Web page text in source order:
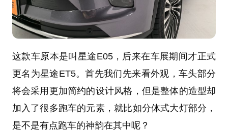
这款车原本是叫星途E05，后来在车展期间才正式
更名为星途ET5。首先我们先来看外观，车头部分
将会采用更加简约的设计风格，但是整体的造型却
加入了很多跑车的元素，就比如分体式大灯部分，
是不是有点跑车的神韵在其中呢？